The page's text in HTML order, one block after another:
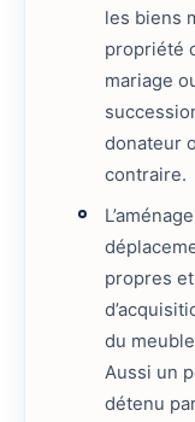
les biens
propriété
mariage
donateur
contraire.
propres
du
Aussi un
détenu